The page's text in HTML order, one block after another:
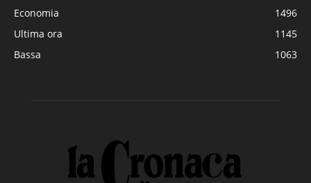
Economia
1496
Ultima ora
1145
Bassa
1063